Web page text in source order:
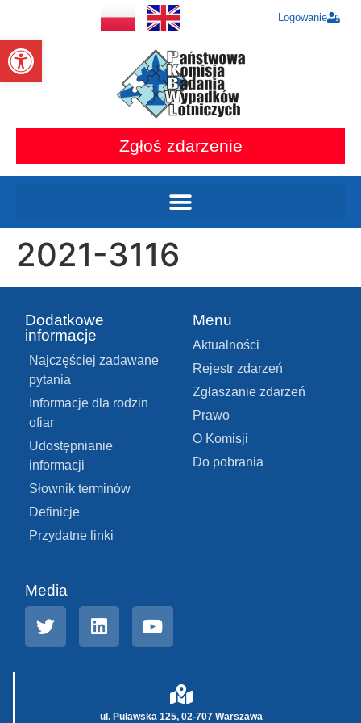
Otwórz pasek narzędzi
Logowanie
Zgłoś zdarzenie
2021-3116
Dodatkowe
informacje
Najczęściej zadawane
pytania
Informacje dla rodzin
ofiar
Udostępnianie
informacji
Słownik terminów
Definicje
Przydatne linki
Menu
Aktualności
Rejestr zdarzeń
Zgłaszanie zdarzeń
Prawo
O Komisji
Do pobrania
Media
ul. Puławska 125, 02-707 Warszawa